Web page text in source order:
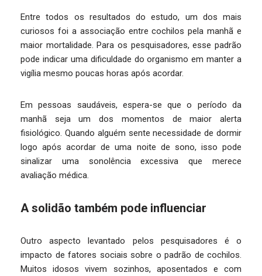
Entre todos os resultados do estudo, um dos mais
curiosos foi a associação entre cochilos pela manhã e
maior mortalidade. Para os pesquisadores, esse padrão
pode indicar uma dificuldade do organismo em manter a
vigília mesmo poucas horas após acordar.
Em pessoas saudáveis, espera-se que o período da
manhã seja um dos momentos de maior alerta
fisiológico. Quando alguém sente necessidade de dormir
logo após acordar de uma noite de sono, isso pode
sinalizar uma sonolência excessiva que merece
avaliação médica.
A solidão também pode influenciar
Outro aspecto levantado pelos pesquisadores é o
impacto de fatores sociais sobre o padrão de cochilos.
Muitos idosos vivem sozinhos, aposentados e com